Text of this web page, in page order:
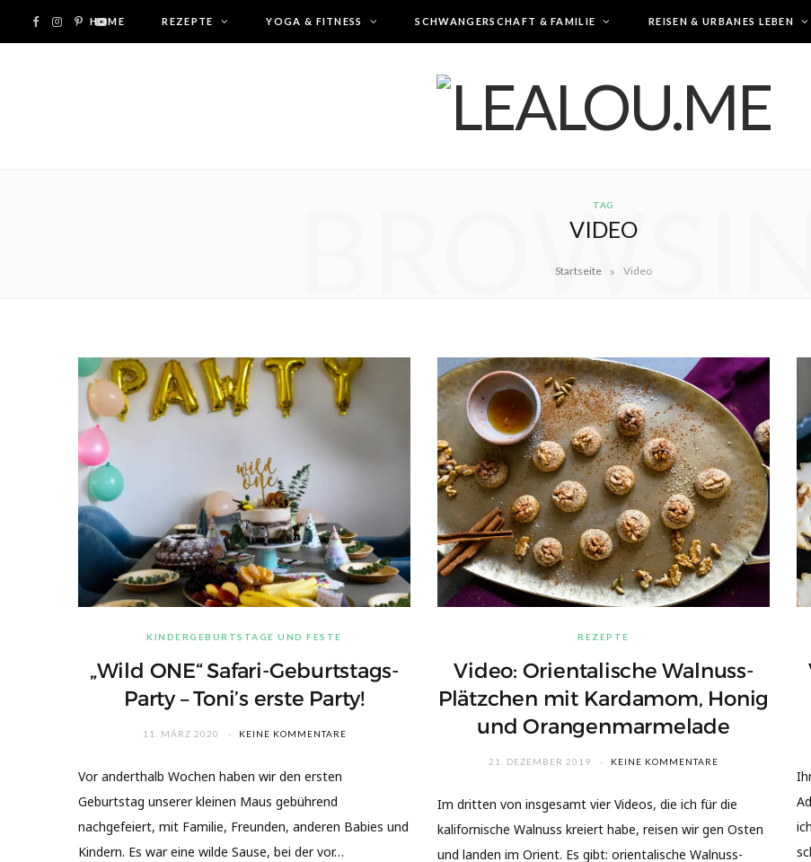
F I P Y
HOME REZEPTE YOGA & FITNESS SCHWANGERSCHAFT & FAMILIE REISEN & URBANES LEBEN
TAG
VIDEO
Startseite » Video
KINDERGEBURTSTAGE UND FESTE
„Wild ONE“ Safari-Geburtstags-
Party – Toni’s erste Party!
11. MÄRZ 2020 KEINE KOMMENTARE
Vor anderthalb Wochen haben wir den ersten
Geburtstag unserer kleinen Maus gebührend
nachgefeiert, mit Familie, Freunden, anderen Babies und
Kindern. Es war eine wilde Sause, bei der vor…
REZEPTE
Video: Orientalische Walnuss-
Plätzchen mit Kardamom, Honig
und Orangenmarmelade
21. DEZEMBER 2019 KEINE KOMMENTARE
Im dritten von insgesamt vier Videos, die ich für die
kalifornische Walnuss kreiert habe, reisen wir gen Osten
und landen im Orient. Es gibt: orientalische Walnuss-